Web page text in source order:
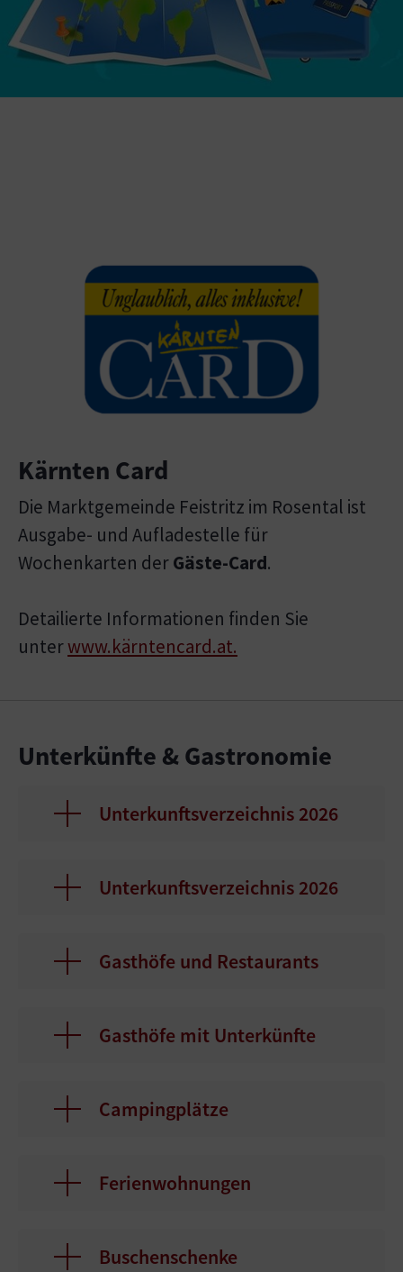
Kärnten Card
Die Marktgemeinde Feistritz im Rosental ist
Ausgabe- und Aufladestelle für
Wochenkarten derGäste-Card.
Detailierte Informationen finden Sie
unterwww.kärntencard.at.
Unterkünfte & Gastronomie
Unterkunftsverzeichnis 2026
Unterkunftsverzeichnis 2026
Gasthöfe und Restaurants
Gasthöfe mit Unterkünfte
Campingplätze
Ferienwohnungen
Buschenschenke